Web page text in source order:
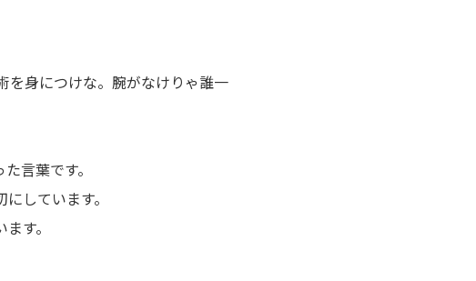
を身につけな。腕がなけりゃ誰一
言葉です。
しています。
す。